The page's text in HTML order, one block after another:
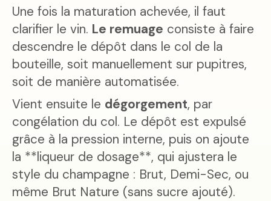
Une fois la maturation achevée, il faut
clarifier le vin. Le remuage consiste à faire
descendre le dépôt dans le col de la
bouteille, soit manuellement sur pupitres,
soit de manière automatisée.
Vient ensuite le dégorgement, par
congélation du col. Le dépôt est expulsé
grâce à la pression interne, puis on ajoute
la **liqueur de dosage**, qui ajustera le
style du champagne : Brut, Demi-Sec, ou
même Brut Nature (sans sucre ajouté).